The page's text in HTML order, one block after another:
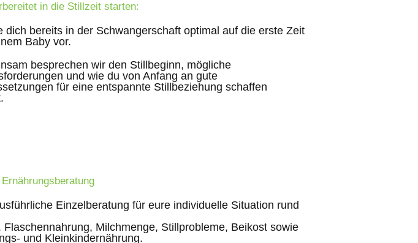
in die Stillzeit starten:
dich bereits in der Schwangerschaft optimal auf die erste Zeit
Baby vor.
besprechen wir den Stillbeginn, mögliche
und wie du von Anfang an gute
für eine entspannte Stillbeziehung schaffen
Einzelberatung für eure individuelle Situation rund
Flaschennahrung, Milchmenge, Stillprobleme, Beikost sowie
und Kleinkindernährung.